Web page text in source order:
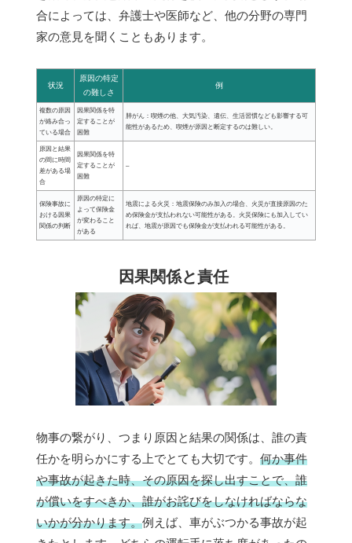
合によっては、弁護士や医師など、他の分野の専門
家の意見を聞くこともあります。
状況
原因の特定
の難しさ
例
複数の原因
が絡み合っ
ている場合
因果関係を特
定することが
困難
肺がん：喫煙の他、大気汚染、遺伝、生活習慣なども影響する可
能性があるため、喫煙が原因と断定するのは難しい。
原因と結果
の間に時間
差がある場
合
因果関係を特
定することが
困難
–
保険事故に
おける因果
関係の判断
原因の特定に
よって保険金
が変わること
がある
地震による火災：地震保険のみ加入の場合、火災が直接原因のた
め保険金が支払われない可能性がある。火災保険にも加入してい
れば、地震が原因でも保険金が支払われる可能性がある。
因果関係と責任
物事の繋がり、つまり原因と結果の関係は、誰の責
任かを明らかにする上でとても大切です。 何か事件
や事故が起きた時、その原因を探し出すことで、誰
が償いをすべきか、誰がお詫びをしなければならな
いかが分かります。例えば、車がぶつかる事故が起